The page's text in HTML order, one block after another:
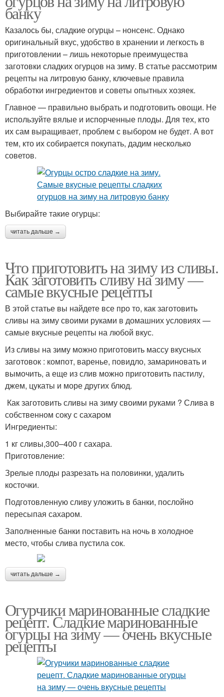
банку
Казалось бы, сладкие огурцы – нонсенс. Однако
оригинальный вкус, удобство в хранении и легкость в
приготовлении – лишь некоторые преимущества
заготовки сладких огурцов на зиму. В статье рассмотрим
рецепты на литровую банку, ключевые правила
обработки ингредиентов и советы опытных хозяек.
Главное — правильно выбрать и подготовить овощи. Не
используйте вялые и испорченные плоды. Для тех, кто
их сам выращивает, проблем с выбором не будет. А вот
тем, кто их собирается покупать, дадим несколько
советов.
Выбирайте такие огурцы:
читать дальше →
Что приготовить на зиму из сливы.
Как заготовить сливу на зиму —
самые вкусные рецепты
В этой статье вы найдете все про то, как заготовить
сливы на зиму своими руками в домашних условиях —
самые вкусные рецепты на любой вкус.
Из сливы на зиму можно приготовить массу вкусных
заготовок : компот, варенье, повидло, замариновать и
вымочить, а еще из слив можно приготовить пастилу,
джем, цукаты и море других блюд.
Как заготовить сливы на зиму своими руками ? Слива в
собственном соку с сахаром
Ингредиенты:
1 кг сливы,300–400 г сахара.
Приготовление:
Зрелые плоды разрезать на половинки, удалить
косточки.
Подготовленную сливу уложить в банки, послойно
пересыпая сахаром.
Заполненные банки поставить на ночь в холодное
место, чтобы слива пустила сок.
читать дальше →
Огурчики маринованные сладкие
рецепт. Сладкие маринованные
огурцы на зиму — очень вкусные
рецепты